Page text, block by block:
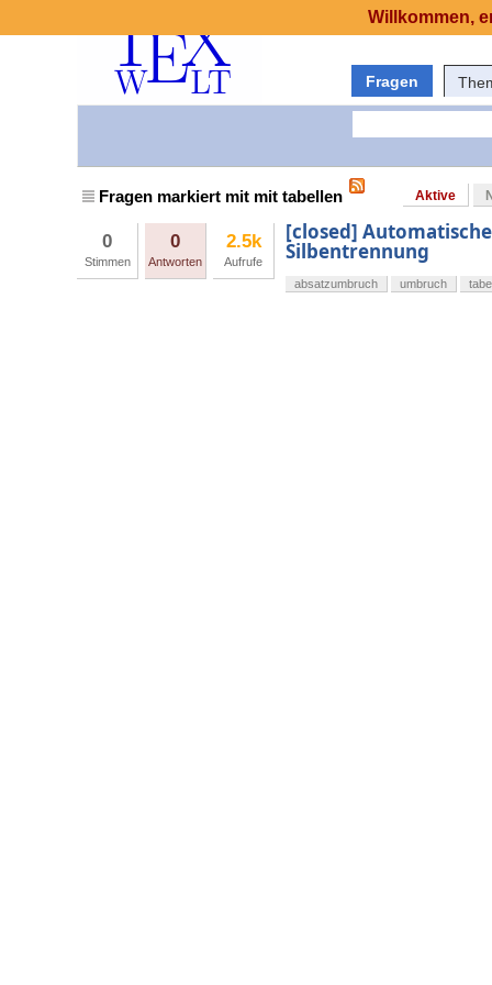
Fragen
Fragen markiert mit mit tabellen Aktive
0
Stimmen
0
Antworten
2.5k
Aufrufe
[closed]
Silbentrennung
absatzumbruch umbruch
Willkommen,